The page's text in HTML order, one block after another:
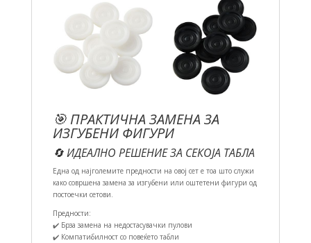
🎯 ПРАКТИЧНА ЗАМЕНА ЗА
ИЗГУБЕНИ ФИГУРИ
🔄 ИДЕАЛНО РЕШЕНИЕ ЗА СЕКОЈА ТАБЛА
Една од најголемите предности на овој сет е тоа што служи
како совршена замена за изгубени или оштетени фигури од
постоечки сетови.
Предности:
✔️ Брза замена на недостасувачки пулови
✔️ Компатибилност со повеќето табли